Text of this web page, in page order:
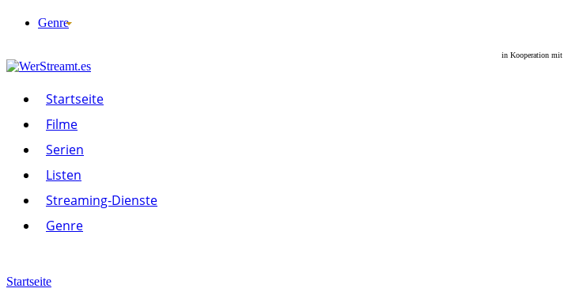
Genre
Startseite
Filme
Serien
Listen
Streaming-Dienste
Genre
Startseite